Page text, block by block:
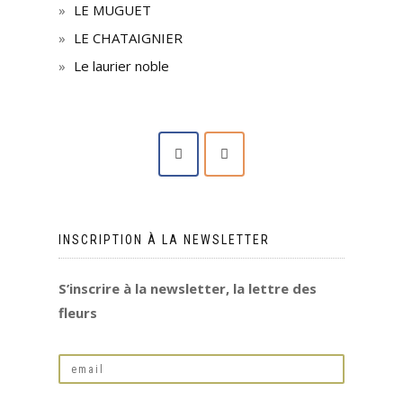
LE MUGUET
LE CHATAIGNIER
Le laurier noble
INSCRIPTION À LA NEWSLETTER
S’inscrire à la newsletter, la lettre des
fleurs